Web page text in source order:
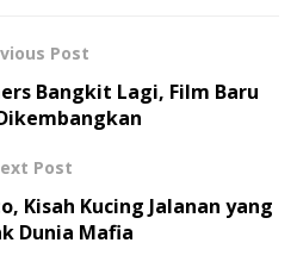
Post
Bangkit Lagi, Film Baru
Post
Kisah Kucing Jalanan yang
Dunia Mafia